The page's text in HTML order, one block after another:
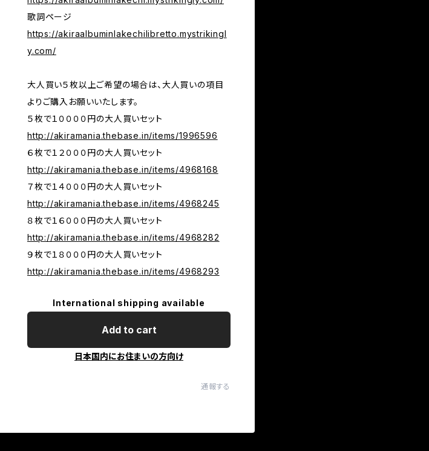
歌詞ページ
https://akiraalbuminlakechilibretto.mystrikingl
y.com/
大人買い５枚以上ご希望の場合は、大人買いの項目
よりご購入お願いいたします。
５枚で１００００円の大人買いセット
http://akiramania.thebase.in/items/1996596
６枚で１２０００円の大人買いセット
http://akiramania.thebase.in/items/4968168
７枚で１４０００円の大人買いセット
http://akiramania.thebase.in/items/4968245
８枚で１６０００円の大人買いセット
http://akiramania.thebase.in/items/4968282
９枚で１８０００円の大人買いセット
http://akiramania.thebase.in/items/4968293
International shipping available
Add to cart
日本国内にお住まいの方向け
通報する